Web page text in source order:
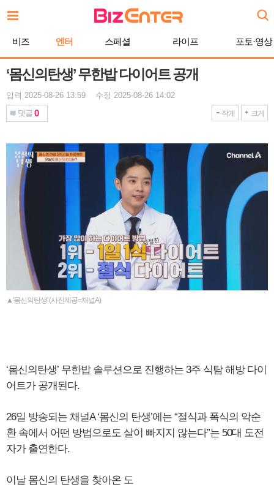
문
비즈 엔터 스페셜 라이프 포토·영상
‘몸신의탄생’ 무한밥 다이어트 공개
입력 2025-08-26 13:59 수정 2025-08-26 14:02
댓글 0 작게 크게
▲'몸신의탄생' (사진제공=채널A)
‘몸신의탄생’ 무한밥 솔루션으로 진행하는 3주 식탐 해방 다이
어트가 공개된다.
26일 방송되는 채널A ‘몸신의 탄생’에는 “절식과 폭식의 악순
환 속에서 어떤 방법으로도 살이 빠지지 않는다”는 50대 도전
자가 출연한다.
이날 몸신의 탄생을 찾아온 도